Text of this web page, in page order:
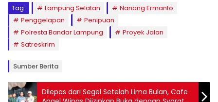
Tag: Lampung Selatan
Nanang Ermanto
Penggelapan
Penipuan
Polresta Bandar Lampung
Proyek Jalan
Satreskrim
Sumber Berita
Dilepas dari Segel Setelah Lima Bulan, Cafe